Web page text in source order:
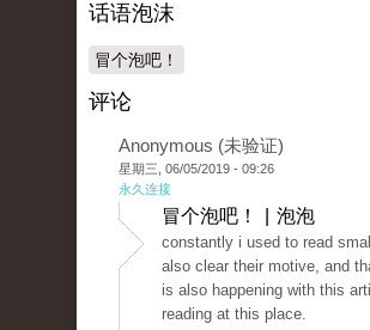
话语泡沫
冒个泡吧！
评论
Anonymous (未验证)
星期三, 06/05/2019 - 09:26
永久连接
冒个泡吧！ | 泡泡
constantly i used to read
also clear their motive, and
is also happening with this
reading at this place.